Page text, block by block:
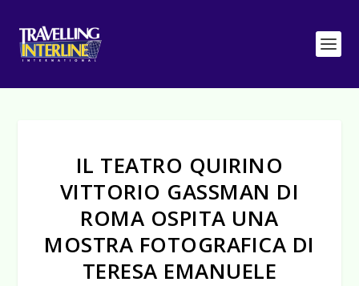
IL TEATRO QUIRINO
VITTORIO GASSMAN DI
ROMA OSPITA UNA
MOSTRA FOTOGRAFICA DI
TERESA EMANUELE